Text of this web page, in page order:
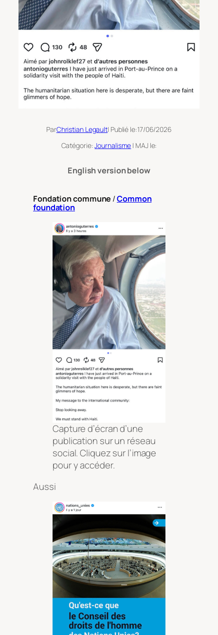
ParChristian Legault| Publié le:17/06/2026
Catégorie:Journalisme | MAJ le:
English version below
Fondation commune /Common
foundation
Capture d’écran d’une
publication sur un réseau
social. Cliquez sur l’image
pour y accéder.
Aussi